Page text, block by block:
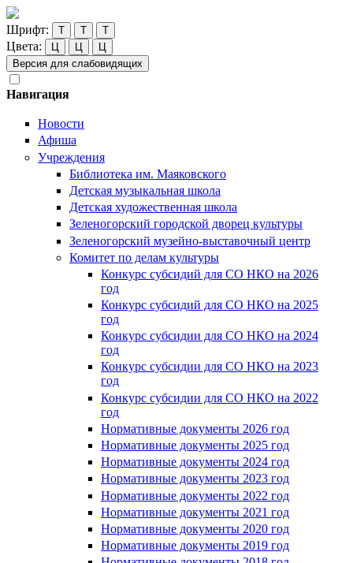
Шрифт: Т Т Т
Цвета: Ц Ц
Ц
Версия для слабовидящих
Навигация
Новости
Афиша
Учреждения
Библиотека им. Маяковского
Детская музыкальная школа
Детская художественная школа
Зеленогорский городской дворец культуры
Зеленогорский музейно-выставочный центр
Комитет по делам культуры
Конкурс субсидий для СО НКО на 2026
год
Конкурс субсидий для СО НКО на 2025
год
Конкурс субсидии для СО НКО на 2024
год
Конкурс субсидии для СО НКО на 2023
год
Конкурс субсидии для СО НКО на 2022
год
Нормативные документы 2026 год
Нормативные документы 2025 год
Нормативные документы 2024 год
Нормативные документы 2023 год
Нормативные документы 2022 год
Нормативные документы 2021 год
Нормативные документы 2020 год
Нормативные документы 2019 год